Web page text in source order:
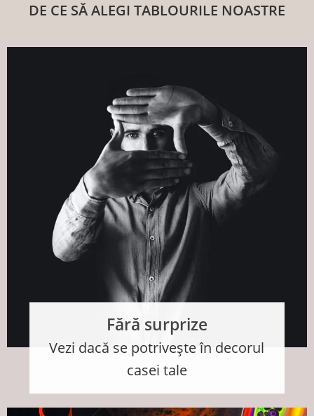
DE CE SĂ ALEGI TABLOURILE NOASTRE
Fără surprize
Vezi dacă se potrivește în decorul
casei tale